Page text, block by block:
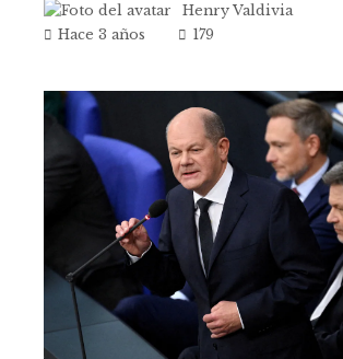
Henry Valdivia
Hace 3 años
179